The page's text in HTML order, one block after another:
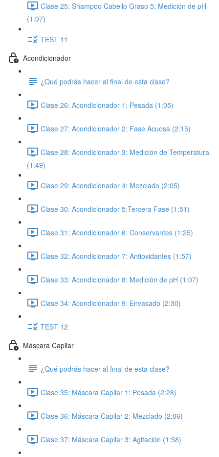
Clase 25: Shampoo Cabello Graso 5: Medición de pH
(1:07)
TEST 11
Acondicionador
¿Qué podrás hacer al final de esta clase?
Clase 26: Acondicionador 1: Pesada (1:05)
Clase 27: Acondicionador 2: Fase Acuosa (2:15)
Clase 28: Acondicionador 3: Medición de Temperatura
(1:49)
Clase 29: Acondicionador 4: Mezclado (2:05)
Clase 30: Acondicionador 5:Tercera Fase (1:51)
Clase 31: Acondicionador 6: Conservantes (1:25)
Clase 32: Acondicionador 7: Antioxidantes (1:57)
Clase 33: Acondicionador 8: Medición de pH (1:07)
Clase 34: Acondicionador 9: Envasado (2:30)
TEST 12
Máscara Capilar
¿Qué podrás hacer al final de esta clase?
Clase 35: Máscara Capilar 1: Pesada (2:28)
Clase 36: Máscara Capilar 2: Mezclado (2:06)
Clase 37: Máscara Capilar 3: Agitación (1:58)